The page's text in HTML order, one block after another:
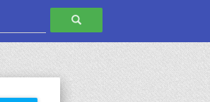
SUCHEN